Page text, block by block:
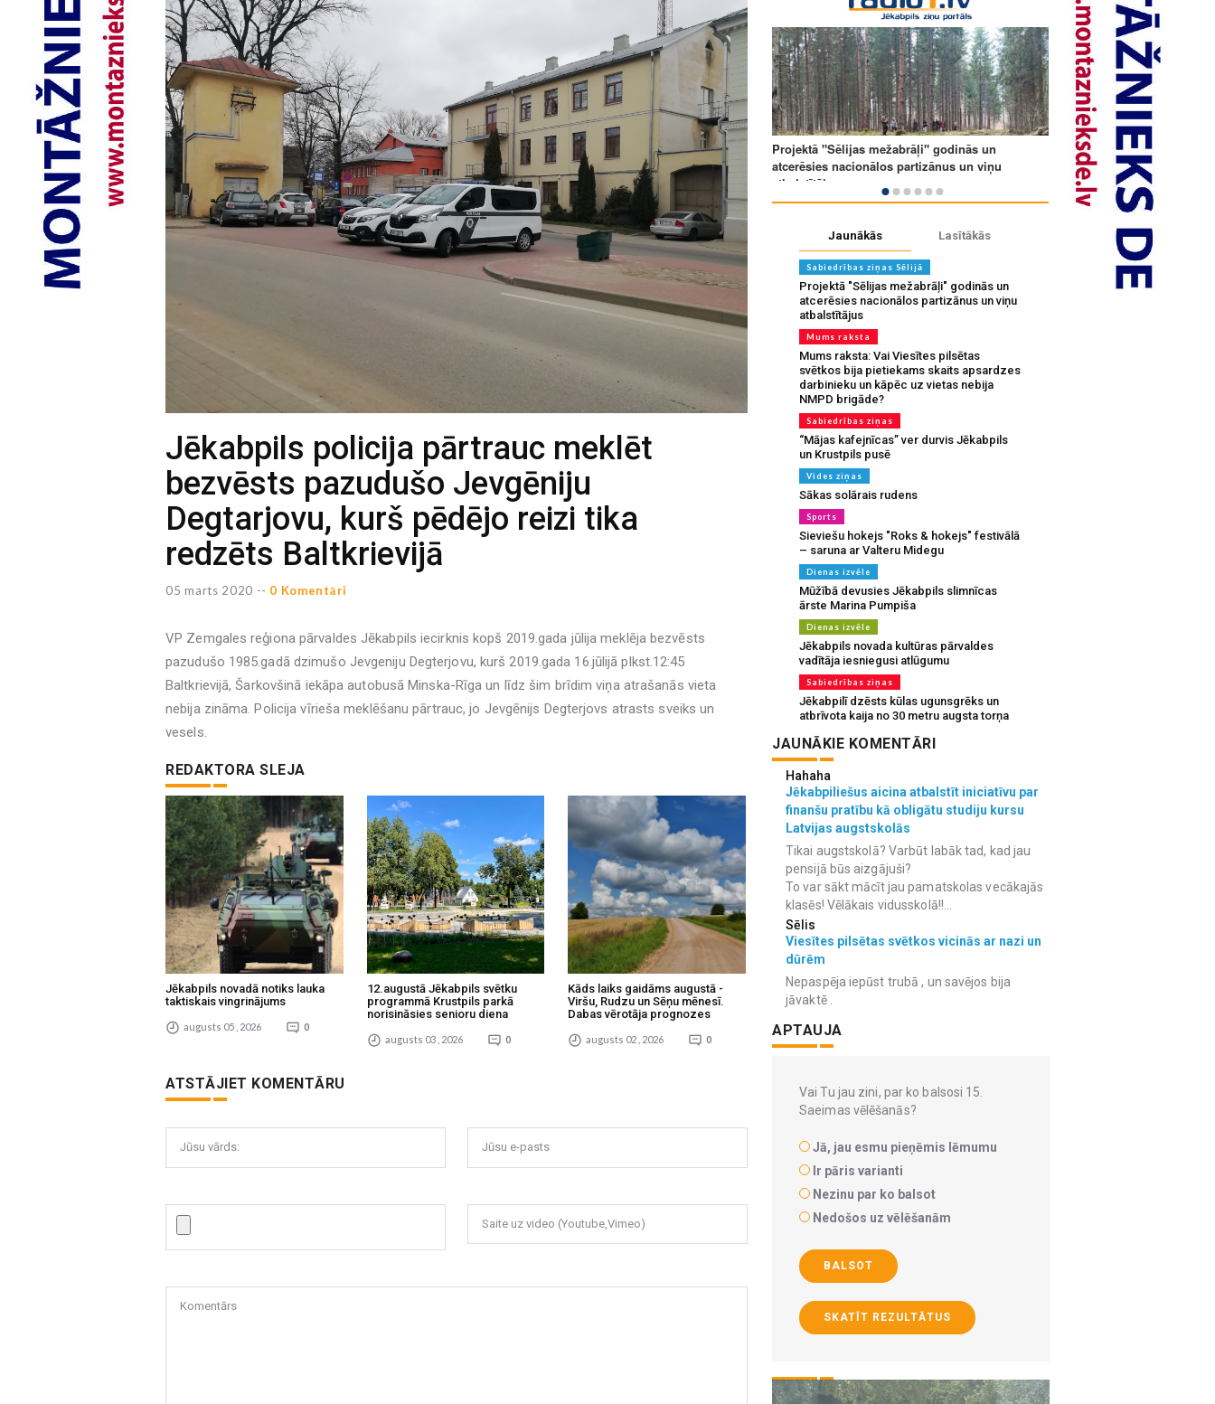
Jēkabpils policija pārtrauc meklēt
bezvēsts pazudušo Jevgēniju
Degtarjovu, kurš pēdējo reizi tika
redzēts Baltkrievijā
05 marts 2020 -- 0 Komentāri
VP Zemgales reģiona pārvaldes Jēkabpils iecirknis kopš 2019.gada jūlija meklēja bezvēsts
pazudušo 1985.gadā dzimušo Jevgeniju Degterjovu, kurš 2019.gada 16.jūlijā plkst.12:45
Baltkrievijā, Šarkovšinā iekāpa autobusā Minska-Rīga un līdz šim brīdim viņa atrašanās vieta
nebija zināma. Policija vīrieša meklēšanu pārtrauc, jo Jevgēnijs Degterjovs atrasts sveiks un
vesels.
REDAKTORA SLEJA
Jēkabpils novadā notiks lauka
taktiskais vingrinājums
augusts 05 , 2026 0
12.augustā Jēkabpils svētku
programmā Krustpils parkā
norisināsies senioru diena
augusts 03 , 2026 0
Kāds laiks gaidāms augustā -
Viršu, Rudzu un Sēņu mēnesī.
Dabas vērotāja prognozes
augusts 02 , 2026 0
ATSTĀJIET KOMENTĀRU
Jūsu vārds: Jūsu e-pasts
Saite uz video (Youtube,Vimeo)
Komentārs
Jaunākās Lasītākās
Sabiedrības ziņas Sēlijā
Projektā "Sēlijas mežabrāļi" godinās un
atcerēsies nacionālos partizānus un viņu
atbalstītājus
Mums raksta
Mums raksta: Vai Viesītes pilsētas
svētkos bija pietiekams skaits apsardzes
darbinieku un kāpēc uz vietas nebija
NMPD brigāde?
Sabiedrības ziņas
“Mājas kafejnīcas” ver durvis Jēkabpils
un Krustpils pusē
Vides ziņas
Sākas solārais rudens
Sports
Sieviešu hokejs "Roks & hokejs" festivālā
– saruna ar Valteru Midegu
Dienas izvēle
Mūžībā devusies Jēkabpils slimnīcas
ārste Marina Pumpiša
Dienas izvēle
Jēkabpils novada kultūras pārvaldes
vadītāja iesniegusi atlūgumu
Sabiedrības ziņas
Jēkabpilī dzēsts kūlas ugunsgrēks un
atbrīvota kaija no 30 metru augsta torņa
JAUNĀKIE KOMENTĀRI
Hahaha
Jēkabpiliešus aicina atbalstīt iniciatīvu par
finanšu pratību kā obligātu studiju kursu
Latvijas augstskolās
Tikai augstskolā? Varbūt labāk tad, kad jau
pensijā būs aizgājuši?
To var sākt mācīt jau pamatskolas vecākajās
klasēs! Vēlākais vidusskolā!!...
Sēlis
Viesītes pilsētas svētkos vicinās ar nazi un
dūrēm
Nepaspēja iepūst trubā , un savējos bija
jāvaktē .
APTAUJA
Vai Tu jau zini, par ko balsosi 15.
Saeimas vēlēšanās?
Jā, jau esmu pieņēmis lēmumu
Ir pāris varianti
Nezinu par ko balsot
Nedošos uz vēlēšanām
BALSOT
SKATĪT REZULTĀTUS